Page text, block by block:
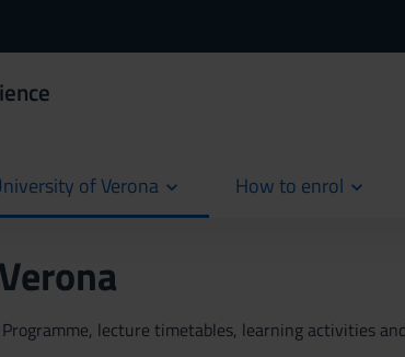
of Verona How to enrol
lecture timetables, learning activities